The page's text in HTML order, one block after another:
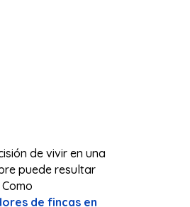
de vivir en una
puede resultar
de fincas en